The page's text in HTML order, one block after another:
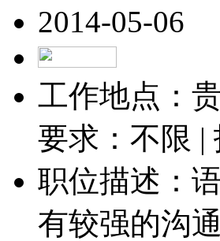
2014-05-06
工作地点：
要求：不限 |
职位描述：
有较强的沟